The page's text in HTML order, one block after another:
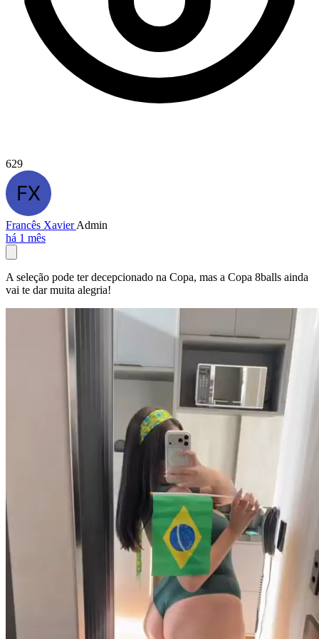
629
Francês XavierAdmin
há 1 mês
A seleção pode ter decepcionado na Copa, mas a Copa 8balls ainda
vai te dar muita alegria!